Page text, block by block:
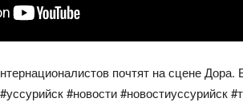
почтят на сцене
#новости #новостиуссурийск